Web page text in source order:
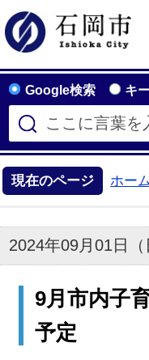
Google検索 キ
現在のページ ホーム
2024年09月01日
9月市内子
予定